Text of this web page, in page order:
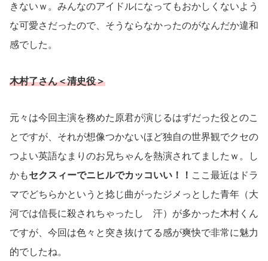
きないｗ。みんなのアイドルになってもおかしくないよう
な可愛さだったので、そうならなかったのがなんだか違和
感でした。
木村了さん＜清史役＞
元々は今回主演を務めた原君が演じるはずだった役とのこ
とですが、それが想像つかないほど独自の世界観でクセの
つよい英語なまりのお兄ちゃんを熱演されてましたｗ。し
かもセクスィーでニヒルでカッコいい！！ ここ最近はドラ
マでどちらかというと捻じ曲がったジメっとした青年（大
河では信長に殺されちゃったし 汗）が多かった木村くん
ですが、今回は色々と突き抜けてる感が爽快で非常に魅力
的でしたね。